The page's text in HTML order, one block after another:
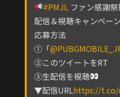
#PMJL ファン感謝祭
配信＆視聴キャンペー
応募方法
①「
②このツイートをRT
③生配信を視聴
▼配信URLhttps://t.co/